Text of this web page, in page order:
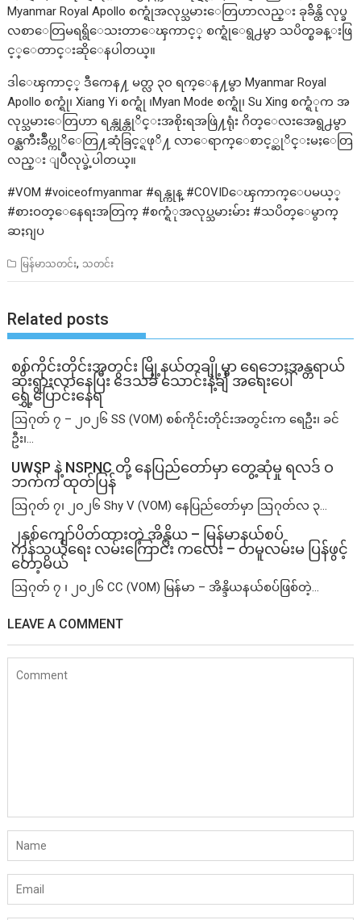
Myanmar Royal Apollo စက္ရုံအလုပ္သမားေတြဟာလည္း ခုခ်ိန္ထိ လုပ္ခ
လစာေတြမရရွိေသးတာေၾကာင့္ စက္ရုံေရွ႕မွာ သပိတ္စခန္းဖြ
င့္ေတာင္းဆိုေနပါတယ္။
ဒါေၾကာင့္ ဒီကေန႔ မတ္လ ၃၀ ရက္ေန႔မွာ Myanmar Royal
Apollo စက္ရုံ၊ Xiang Yi စက္ရုံ ၊Myan Mode စက္ရုံ၊ Su Xing စက္ရံုက အ
လုပ္သမားေတြဟာ ရန္ကုန္တုိင္းအစိုးရအဖြဲ႔ရုံး ဂိတ္ေလးအေရွ႕မွာ
၀န္ႀကီးခ်ဳပ္ကုိေတြ႔ဆုံခြင့္ရဖုိ႔ လာေရာက္ေစာင့္ဆုိင္းမႈေတြ
လည္း ျပဳလုပ္ခဲ့ပါတယ္။
#VOM #voiceofmyanmar #ရန္ကုန္ #COVIDေၾကာက္ေပမယ့္
#စားဝတ္ေနေရးအတြက္ #စက္ရံုအလုပ္သမားမ်ား #သပိတ္ေမွာက္
ဆႏၵျပ
မြန်မာသတင်း, သတင်း
Related posts
စစ်ကိုင်းတိုင်းအတွင်း မြို့နယ်တချို့မှာ ရေဘေးအန္တရာယ်
ဆိုးရွားလာနေပြီး ဒေသခံ သောင်းနဲ့ချီ အရေးပေါ်
ရွှေ့ပြောင်းနေရ
ဩဂုတ် ၇ – ၂၀၂၆ SS (VOM) စစ်ကိုင်းတိုင်းအတွင်းက ရေဦး၊ ခင်
ဦး၊...
UWSP နဲ့ NSPNC တို့ နေပြည်တော်မှာ တွေ့ဆုံမှု ရလဒ် ဝ
ဘက်က ထုတ်ပြန်
ဩဂုတ် ၇၊ ၂၀၂၆ Shy V (VOM) နေပြည်တော်မှာ ဩဂုတ်လ ၃...
၂နှစ်​ကျော်ပိတ်ထားတဲ့ အိန္ဒိယ – မြန်မာနယ်စပ်
ကုန်သွယ်ရေး လမ်းကြောင်း ကလေး – တမူလမ်းမ ပြန်ဖွင့်
တော့မယ်
ဩဂုတ် ၇ ၊ ၂၀၂၆ CC (VOM) မြန်မာ – အိန္ဒိယနယ်စပ်ဖြစ်တဲ့...
LEAVE A COMMENT